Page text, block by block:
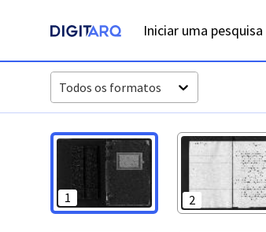
Iniciar uma pesquisa
Todos os formatos
1 2